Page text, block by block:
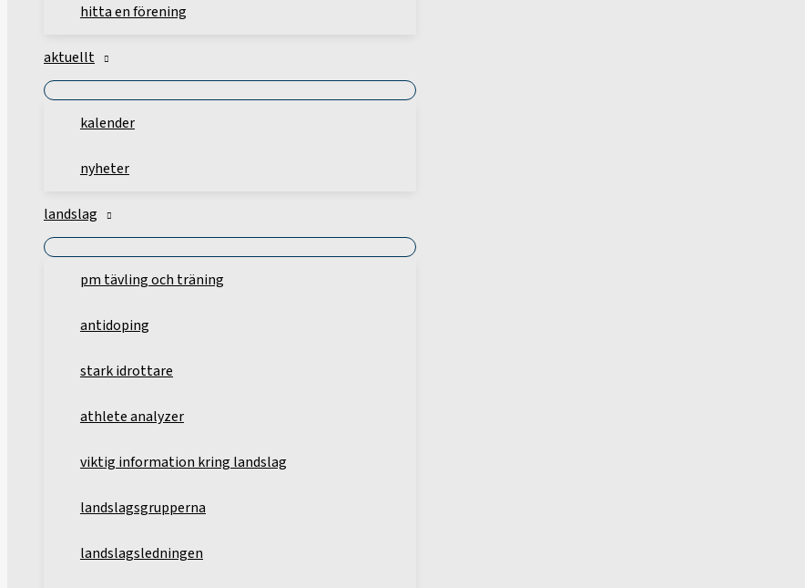
hitta en förening
aktuellt
kalender
nyheter
landslag
pm tävling och träning
antidoping
stark idrottare
athlete analyzer
viktig information kring landslag
landslagsgrupperna
landslagsledningen